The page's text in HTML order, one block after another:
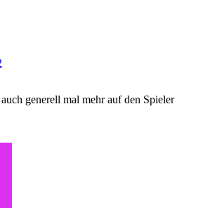
generell mal mehr auf den Spieler